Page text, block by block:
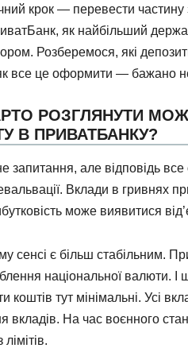
крок — перевести
як найбільший
Розберемося, які
все це оформити — бажано
РОЗГЛЯНУТИ
В ПРИВАТБАНКУ?
запитання, але відповідь
Вклади в гривнях
може виявитися
сенсі є більш стабільним.
національної
коштів тут мінімальні. Усі
вкладів. На час воєнного